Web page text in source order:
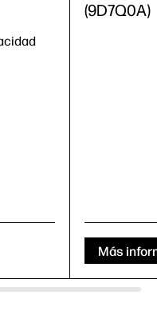
(9D7Q0A)
Más